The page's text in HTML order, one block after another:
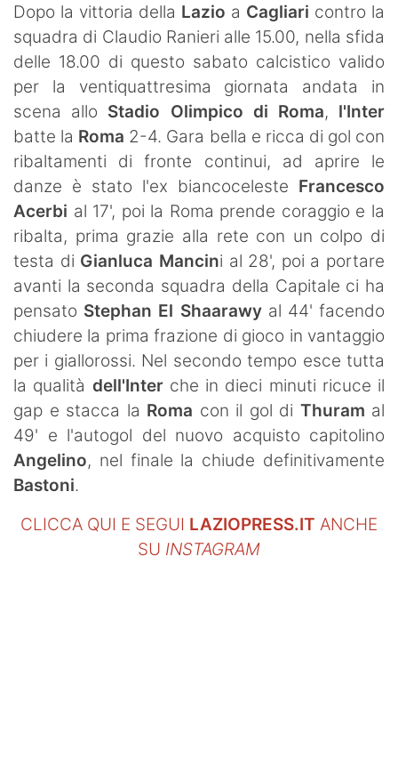
SHOP LAZIO
Contatti
Dopo la vittoria della Lazio a Cagliari contro la
squadra di Claudio Ranieri alle 15.00, nella sfida
delle 18.00 di questo sabato calcistico valido
per la ventiquattresima giornata andata in
scena allo Stadio Olimpico di Roma, l'Inter
batte la Roma 2-4. Gara bella e ricca di gol con
ribaltamenti di fronte continui, ad aprire le
danze è stato l'ex biancoceleste Francesco
Acerbi al 17', poi la Roma prende coraggio e la
ribalta, prima grazie alla rete con un colpo di
testa di Gianluca Mancini al 28', poi a portare
avanti la seconda squadra della Capitale ci ha
pensato Stephan El Shaarawyal 44' facendo
chiudere la prima frazione di gioco in vantaggio
per i giallorossi. Nel secondo tempo esce tutta
la qualità dell'Interche in dieci minuti ricuce il
gap e stacca la Roma con il gol di Thuram al
49' e l'autogol del nuovo acquisto capitolino
Angelino, nel finale la chiude definitivamente
Bastoni.
CLICCA QUI E SEGUI LAZIOPRESS.IT ANCHE
SU INSTAGRAM